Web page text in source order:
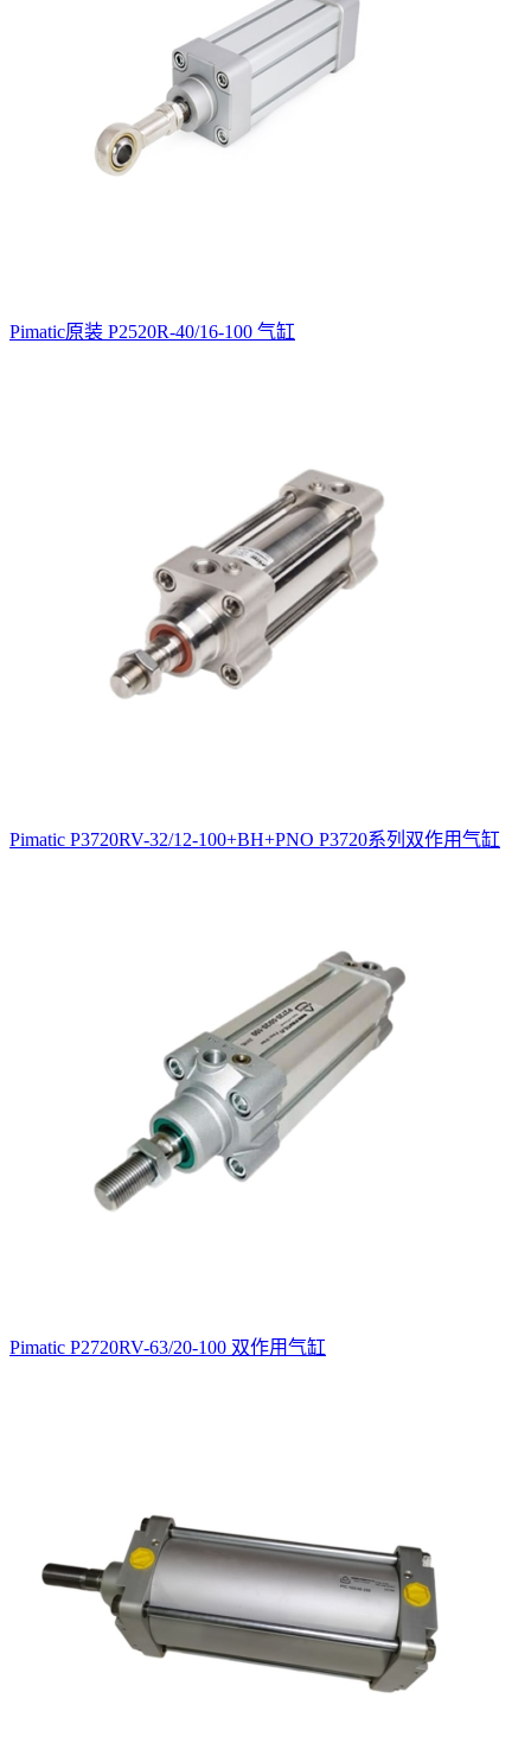
Pimatic原装 P2520R-40/16-100 气缸
Pimatic P3720RV-32/12-100+BH+PNO P3720系列双作用气缸
Pimatic P2720RV-63/20-100 双作用气缸